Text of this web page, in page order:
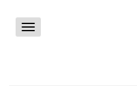
Toggle